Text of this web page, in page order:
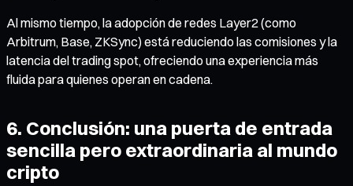
Al mismo tiempo, la adopción de redes Layer2 (como
Arbitrum, Base, ZKSync) está reduciendo las comisiones y la
latencia del trading spot, ofreciendo una experiencia más
fluida para quienes operan en cadena.
6. Conclusión: una puerta de entrada
sencilla pero extraordinaria al mundo
cripto